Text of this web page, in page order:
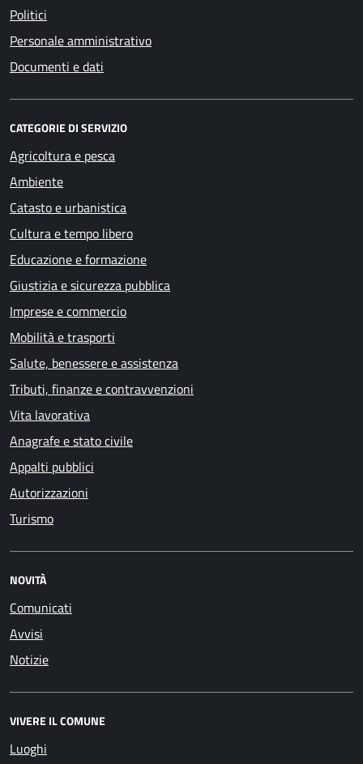
Politici
Personale amministrativo
Documenti e dati
CATEGORIE DI SERVIZIO
Agricoltura e pesca
Ambiente
Catasto e urbanistica
Cultura e tempo libero
Educazione e formazione
Giustizia e sicurezza pubblica
Imprese e commercio
Mobilità e trasporti
Salute, benessere e assistenza
Tributi, finanze e contravvenzioni
Vita lavorativa
Anagrafe e stato civile
Appalti pubblici
Autorizzazioni
Turismo
NOVITÀ
Comunicati
Avvisi
Notizie
VIVERE IL COMUNE
Luoghi